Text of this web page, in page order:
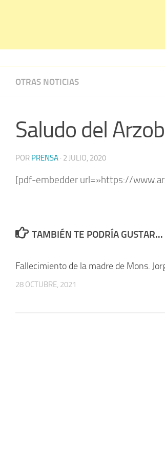
OTRAS NOTICIAS
Saludo del
POR PRENSA · 2 JULIO, 2020
[pdf-embedder url=»https://
TAMBIÉN TE PODRÍA GUSTAR...
Fallecimiento de la madre de Mons.
28 OCTUBRE, 2021